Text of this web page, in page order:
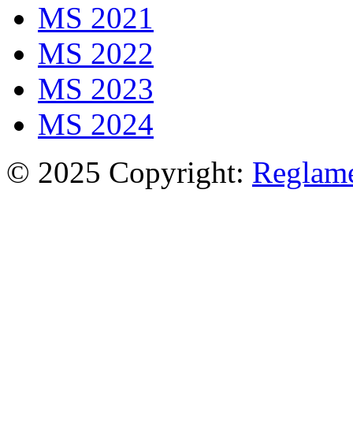
MS 2021
MS 2022
MS 2023
MS 2024
© 2025 Copyright: